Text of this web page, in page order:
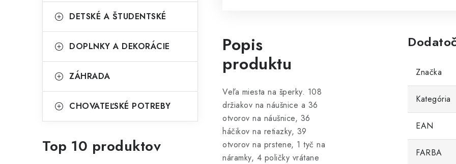
DETSKÉ A ŠTUDENTSKÉ
DOPLNKY A DEKORÁCIE
ZÁHRADA
CHOVATEĽSKÉ POTREBY
Top 10 produktov
Popis
produktu
Veľa miesta na šperky. 108
držiakov na náušnice a 36
otvorov na náušnice, 36
háčikov na retiazky, 39
otvorov na prstene, 1 tyč na
náramky, 4 poličky vrátane
Značka
Kategória
EAN
FARBA